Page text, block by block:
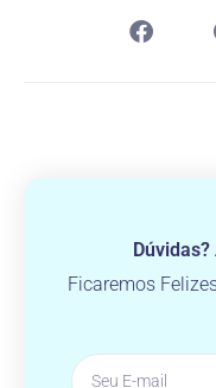
Ficaremos